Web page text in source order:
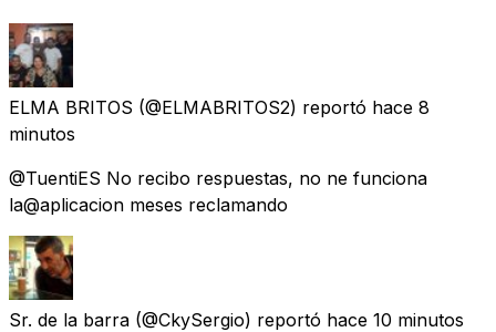
ELMA BRITOS (@ELMABRITOS2) reportó hace 8
minutos
@TuentiES No recibo respuestas, no ne funciona
la@aplicacion meses reclamando
Sr. de la barra (@CkySergio) reportó hace 10 minutos